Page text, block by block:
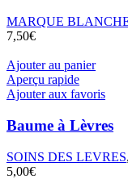
la
page
produit
MARQUE
7,50€
Ajouter au panier
Aperçu rapide
Ajouter aux favoris
Baume à Lèvres
SOINS DES LEVRES,
5,00€